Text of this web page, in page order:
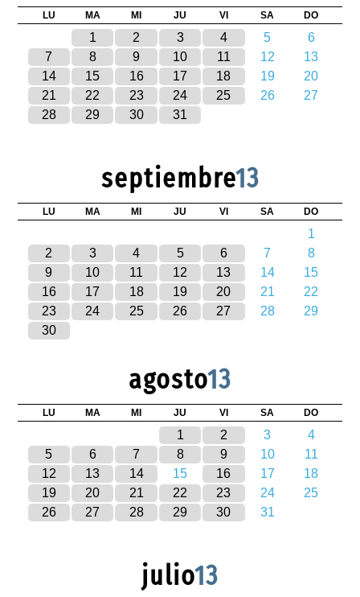
LU MA MI JU VI SA DO
1 2 3 4 5
6
7
8 9 10 11 12
13
14
15 16 17 18 19
20
21
22 23 24 25 26
27
28
29 30 31
septiembre13
LU MA MI JU VI SA DO
1
2
3 4 5 6 7
8
9
10 11 12 13 14
15
16
17 18 19 20 21
22
23
24 25 26 27 28
29
30
agosto13
LU MA MI JU VI SA DO
1 2 3
4
5
6 7 8 9 10
11
12
13 14 15 16 17
18
19
20 21 22 23 24
25
26
27 28 29 30 31
julio13